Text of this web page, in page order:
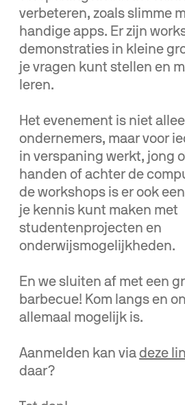
verbeteren, zoals slimme
handige apps. Er zijn
demonstraties in kleine
je vragen kunt stellen en
leren.
Het evenement is niet
ondernemers, maar voor
in verspaning werkt, jong
handen of achter de
de workshops is er ook
je kennis kunt maken met
studentenprojecten en
onderwijsmogelijkheden.
En we sluiten af met een
barbecue! Kom langs en
allemaal mogelijk is.
Aanmelden kan via deze
daar?